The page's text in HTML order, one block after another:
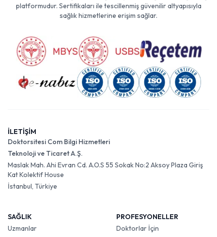
platformudur. Sertifikaları ile tescillenmiş güvenilir altyapısıyla
sağlık hizmetlerine erişim sağlar.
İLETİŞİM
Doktorsitesi Com Bilgi Hizmetleri
Teknoloji ve Ticaret A.Ş.
Maslak Mah. Ahi Evran Cd. A.O.S 55 Sokak No:2 Aksoy Plaza Giriş
Kat Kolektif House
İstanbul, Türkiye
SAĞLIK
Uzmanlar
PROFESYONELLER
Doktorlar İçin